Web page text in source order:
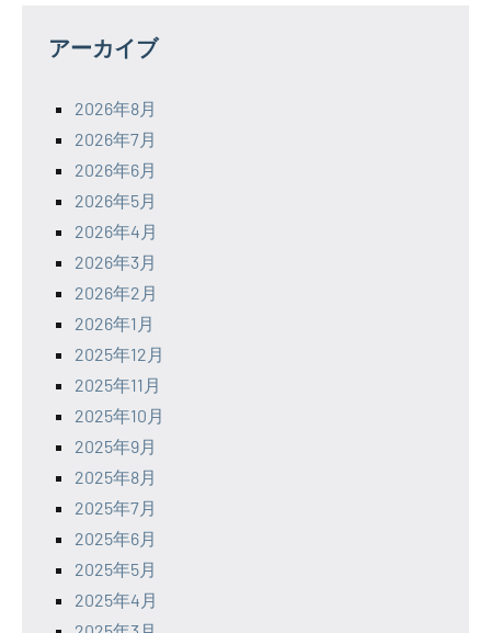
アーカイブ
2026年8月
2026年7月
2026年6月
2026年5月
2026年4月
2026年3月
2026年2月
2026年1月
2025年12月
2025年11月
2025年10月
2025年9月
2025年8月
2025年7月
2025年6月
2025年5月
2025年4月